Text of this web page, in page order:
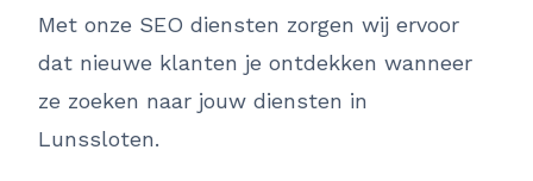
Met onze SEO diensten zorgen wij ervoor
dat nieuwe klanten je ontdekken wanneer
ze zoeken naar jouw diensten in
Lunssloten.